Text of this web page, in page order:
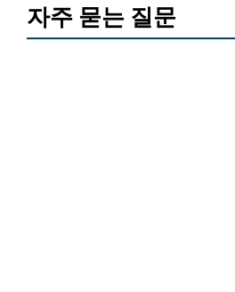
자주 묻는 질문